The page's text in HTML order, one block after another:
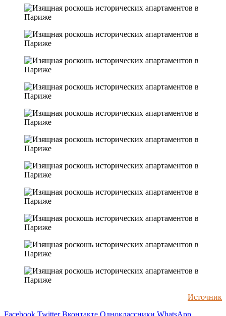
Источник
Facebook Twitter Вконтакте Одноклассники WhatsApp